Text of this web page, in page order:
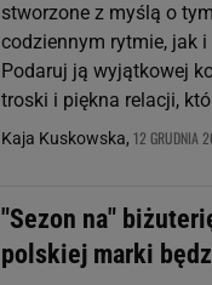
stworzone z myślą o
codziennym rytmie, jak
Podaruj ją wyjątkowej
troski i piękna relacji,
Kaja Kuskowska, 12 GRUDNIA
"Sezon na"
polskiej marki